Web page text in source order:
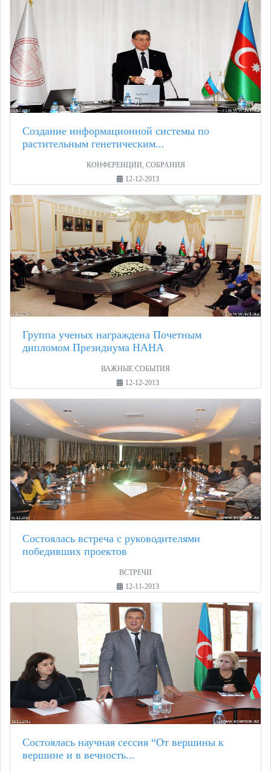
Создание информационной системы по
растительным генетическим...
КОНФЕРЕНЦИИ, СОБРАНИЯ
12-12-2013
Группа ученых награждена Почетным
дипломом Президиума НАНА
ВАЖНЫЕ СОБЫТИЯ
12-12-2013
Состоялась встреча с руководителями
победивших проектов
ВСТРЕЧИ
12-11-2013
Состоялась научная сессия “От вершины к
вершине и в вечность...